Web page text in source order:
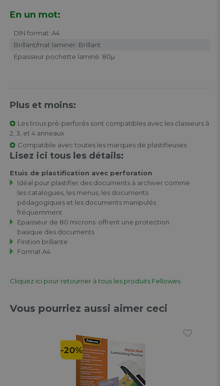
En un mot:
DIN format: A4
Brillant/mat laminer: Brillant
Epaisseur pochette laminé: 80µ
Plus et moins:
Les trous pré-perforés sont compatibles avec les classeurs à
2, 3, et 4 anneaux
Compatible avec toutes les marques de plastifieuses
Lisez ici tous les détails:
Etuis de plastification avec perforation
Idéal pour plastifier des documents à archiver comme
les catalogues, les menus, les documents
pédagogiques et les documents manipulés
fréquemment
Epaisseur de 80 microns: offrent une protection
basique des documents
Finition brillante
Format A4
Cliquez ici pour retourner à tous les produits Fellowes.
Vous pourriez aussi aimer ceci
-20%